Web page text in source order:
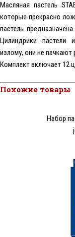
Масляная пастель
которые прекрасно
пастель
Цилиндрики пастели
излому, они не пачкают
Комплект включает 12
Похожие товары
Набор